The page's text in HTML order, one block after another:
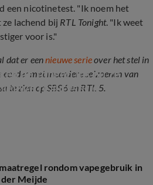
een nicotinetest. "Ik noem het
ze lachend bij RTL Tonight. "Ik weet
voor is."
dat er eennieuwe serieover het stel in
met meerdere seizoenen van
te zien op SBS6 en RTL 5.
de tongen los nu ze
realityserie
rondom vapegebruik in
der Meijde